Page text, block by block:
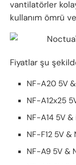
vantilatörler
kullanım ömrü
Fiyatlar şu
NF-A20 5V
NF-A12x25
NF-A14 5V &
NF-F12 5V &
NF-A9 5V &